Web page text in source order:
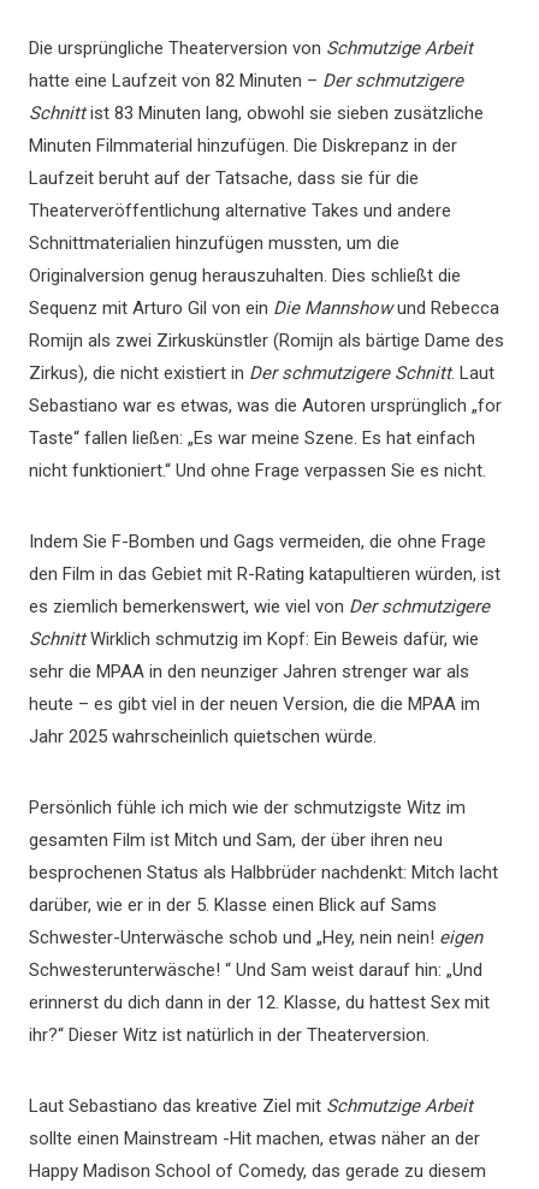
Die ursprüngliche Theaterversion von Schmutzige Arbeit
hatte eine Laufzeit von 82 Minuten – Der schmutzigere
Schnittist 83 Minuten lang, obwohl sie sieben zusätzliche
Minuten Filmmaterial hinzufügen. Die Diskrepanz in der
Laufzeit beruht auf der Tatsache, dass sie für die
Theaterveröffentlichung alternative Takes und andere
Schnittmaterialien hinzufügen mussten, um die
Originalversion genug herauszuhalten. Dies schließt die
Sequenz mit Arturo Gil von ein Die Mannshowund Rebecca
Romijn als zwei Zirkuskünstler (Romijn als bärtige Dame des
Zirkus), die nicht existiert in Der schmutzigere Schnitt. Laut
Sebastiano war es etwas, was die Autoren ursprünglich „for
Taste“ fallen ließen: „Es war meine Szene. Es hat einfach
nicht funktioniert.“ Und ohne Frage verpassen Sie es nicht.
Indem Sie F-Bomben und Gags vermeiden, die ohne Frage
den Film in das Gebiet mit R-Rating katapultieren würden, ist
es ziemlich bemerkenswert, wie viel von Der schmutzigere
SchnittWirklich schmutzig im Kopf: Ein Beweis dafür, wie
sehr die MPAA in den neunziger Jahren strenger war als
heute – es gibt viel in der neuen Version, die die MPAA im
Jahr 2025 wahrscheinlich quietschen würde.
Persönlich fühle ich mich wie der schmutzigste Witz im
gesamten Film ist Mitch und Sam, der über ihren neu
besprochenen Status als Halbbrüder nachdenkt: Mitch lacht
darüber, wie er in der 5. Klasse einen Blick auf Sams
Schwester-Unterwäsche schob und „Hey, nein nein! eigen
Schwesterunterwäsche! “ Und Sam weist darauf hin: „Und
erinnerst du dich dann in der 12. Klasse, du hattest Sex mit
ihr?“ Dieser Witz ist natürlich in der Theaterversion.
Laut Sebastiano das kreative Ziel mit Schmutzige Arbeit
sollte einen Mainstream -Hit machen, etwas näher an der
Happy Madison School of Comedy, das gerade zu diesem